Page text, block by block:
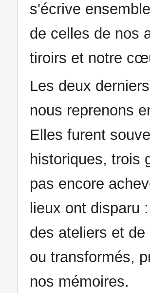
s'écrive
de celles de nos
tiroirs et notre
Les deux
nous reprenons
Elles furent
historiques, trois
pas encore
lieux ont disparu
des ateliers et
ou transformés,
nos mémoires.